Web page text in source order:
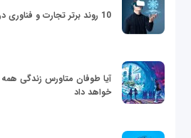
10 روند برتر تجارت و فناوری در سال 2022
آیا طوفان متاورس زندگی همه
خواهد داد